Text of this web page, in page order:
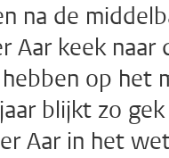
na de
Aar keek
op het
blijkt zo
Aar in het